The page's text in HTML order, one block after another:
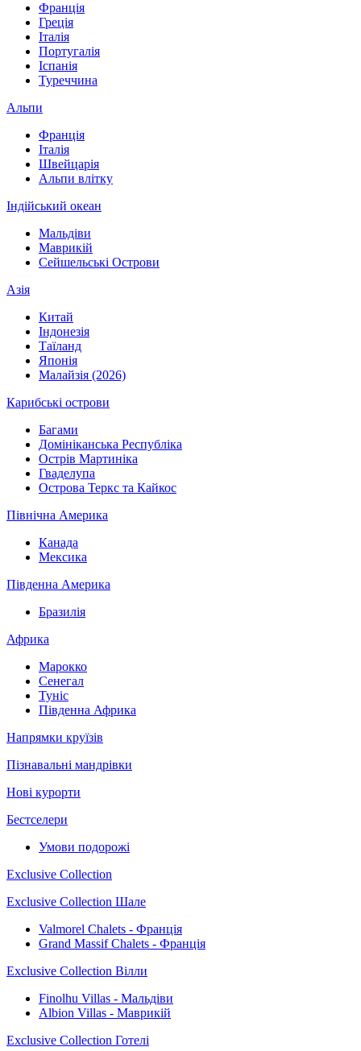
Франція
Греція
Італія
Португалія
Іспанія
Туреччина
Альпи
Франція
Італія
Швейцарія
Альпи влітку
Індійський океан
Мальдіви
Маврикій
Сейшельські Острови
Азія
Китай
Індонезія
Таїланд
Японія
Малайзія (2026)
Карибські острови
Багами
Домініканська Республіка
Острів Мартиніка
Гваделупа
Острова Теркс та Кайкос
Північна Америка
Канада
Мексика
Південна Америка
Бразилія
Африка
Марокко
Сенегал
Туніс
Південна Африка
Напрямки круїзів
Пізнавальні мандрівки
Нові курорти
Бестселери
Умови подорожі
Exclusive Collection
Exclusive Collection Шале
Valmorel Chalets - Франція
Grand Massif Chalets - Франція
Exclusive Collection Вілли
Finolhu Villas - Мальдіви
Albion Villas - Маврикій
Exclusive Collection Готелі